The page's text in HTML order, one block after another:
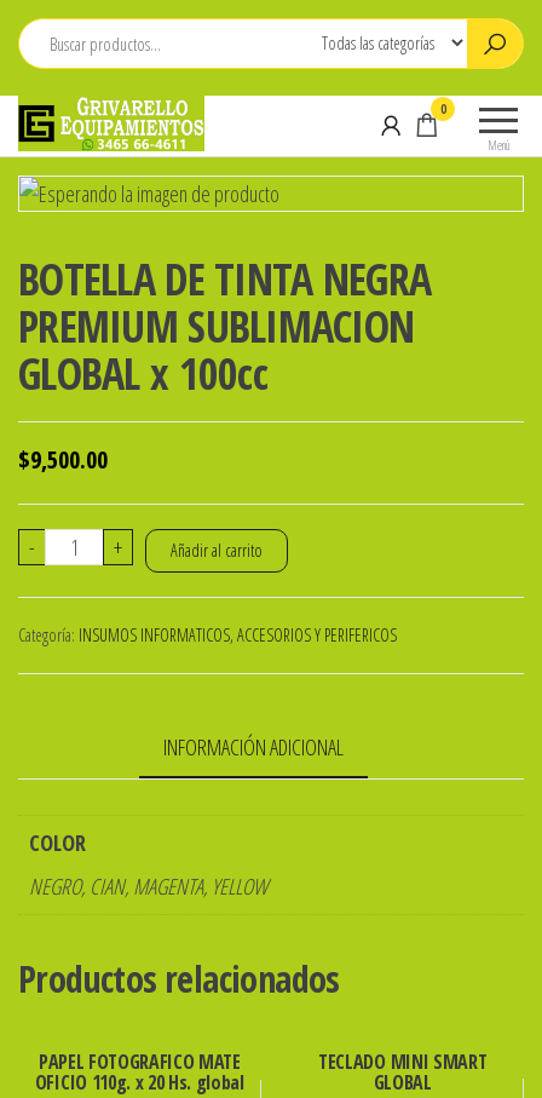
Saltar
Equipamientos
664611
Menú
0
BOTELLA DE TINTA NEGRA
PREMIUM SUBLIMACION
GLOBAL x 100cc
$9,500.00
-
BOTELLA
NEGRA
PREMIUM
x
cantidad
+ Añadir al carrito
Categoría: INSUMOS INFORMATICOS, ACCESORIOS Y PERIFERICOS
INFORMACIÓN ADICIONAL
COLOR
NEGRO, CIAN, MAGENTA, YELLOW
Productos relacionados
PAPEL FOTOGRAFICO MATE
OFICIO 110g. x 20 Hs. global
TECLADO MINI SMART
GLOBAL